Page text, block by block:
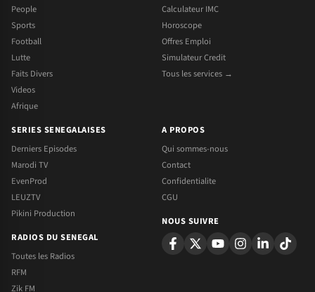
People
Sports
Football
Lutte
Faits Divers
Videos
Afrique
Calculateur IMC
Horoscope
Offres Emploi
Simulateur Credit
Tous les services →
SERIES SENEGALAISES
Derniers Episodes
Marodi TV
EvenProd
LEUZTV
Pikini Production
RADIOS DU SENEGAL
Toutes les Radios
RFM
Zik FM
A PROPOS
Qui sommes-nous
Contact
Confidentialite
CGU
NOUS SUIVRE